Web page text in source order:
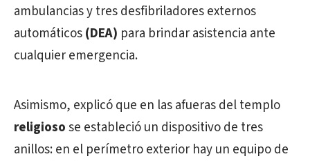
ambulancias y tres desfibriladores externos
automáticos(DEA) para brindar asistencia ante
cualquier emergencia.
Asimismo, explicó que en las afueras del templo
religiosose estableció un dispositivo de tres
anillos: en el perímetro exterior hay un equipo de